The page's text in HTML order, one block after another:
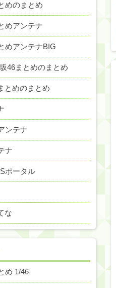
めのまとめ
めアンテナ
めアンテナBIG
46まとめのまとめ
とめのまとめ
ンテナ
ナ
ポータル
な
め 1/46